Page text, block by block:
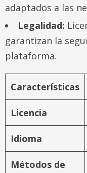
adaptados a las
Legalidad:
garantizan la
plataforma.
Características
Licencia
Idioma
Métodos de